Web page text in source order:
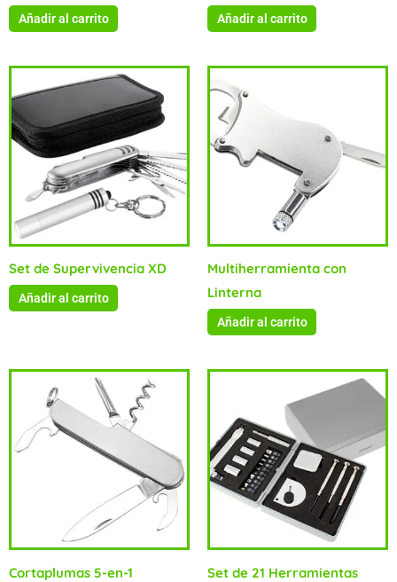
Añadir al carrito Añadir al carrito
Set de Supervivencia XD
Añadir al carrito
Multiherramienta con
Linterna
Añadir al carrito
Cortaplumas 5-en-1 Set de 21 Herramientas